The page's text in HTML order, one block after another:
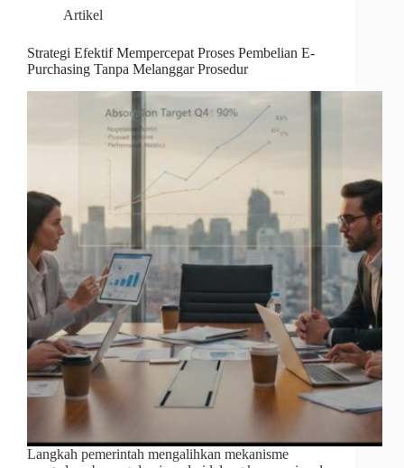
Artikel
Strategi Efektif Mempercepat Proses Pembelian E-
Purchasing Tanpa Melanggar Prosedur
Langkah pemerintah mengalihkan mekanisme